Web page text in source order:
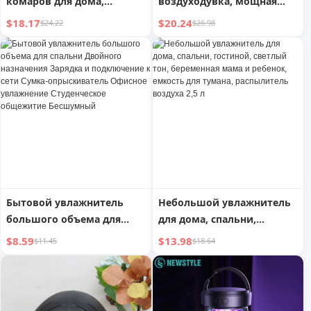
отпугиватель комаров,
фантастическая, для
помещений, для
младенцев и беременных
женщин, новинка 2024
года, ловит комаров,
$18.17$24.22
аккумуляторная
воздуходувка для листьев
для уборки листьев и
барбекю, самовывоз со
склада в США
$20.24$26.98
Бытовой увлажнитель
большого объема для
спальни Двойного
назначения Зарядка и
подключение к сети
Сумка-опрыскиватель
Офисное увлажнение
$8.59$11.45
Небольшой увлажнитель
для дома, спальни,
гостиной, светлый тон,
беременная мама и
ребенок, емкость для
тумана, распылитель
воздуха 2,5 л
$13.98$18.64